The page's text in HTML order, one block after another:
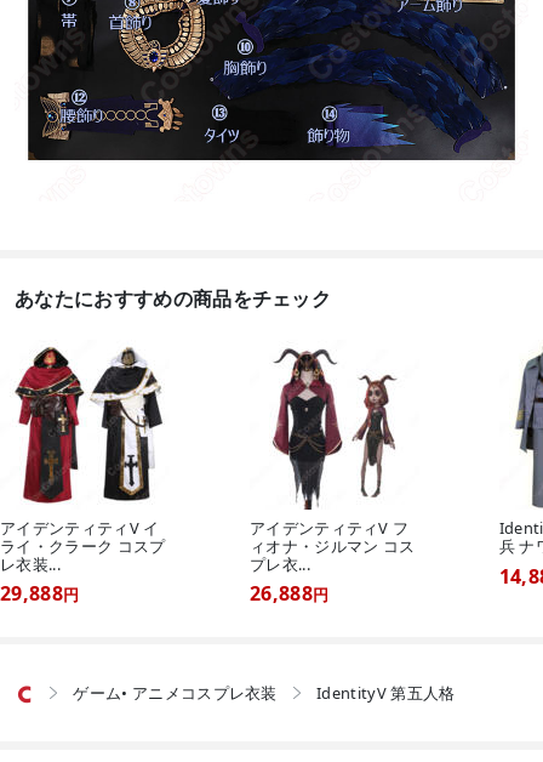
あなたにおすすめの商品をチェック
アイデンティティV イ
ライ・クラーク コスプ
レ衣装...
29,888円
アイデンティティV フ
ィオナ・ジルマン コス
プレ衣...
26,888円
兵 ナ
 ゲーム• アニメコスプレ衣装  IdentityV 第五人格